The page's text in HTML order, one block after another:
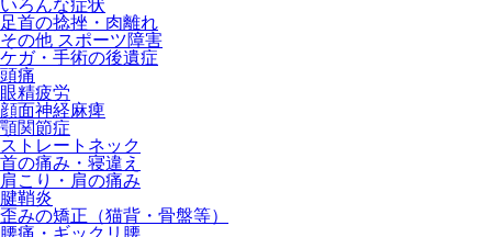
いろんな症状
足首の捻挫・肉離れ
その他 スポーツ障害
ケガ・手術の後遺症
頭痛
眼精疲労
顔面神経麻痺
顎関節症
ストレートネック
首の痛み・寝違え
肩こり・肩の痛み
腱鞘炎
歪みの矯正（猫背・骨盤等）